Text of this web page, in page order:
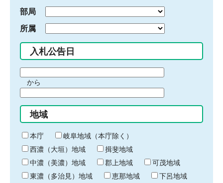
部局
所属
入札公告日
間
始
り
から
間
終
わ
り
地域
本庁
岐阜地域（本庁除く）
西濃（大垣）地域
揖斐地域
中濃（美濃）地域
郡上地域
可茂地域
東濃（多治見）地域
恵那地域
下呂地域